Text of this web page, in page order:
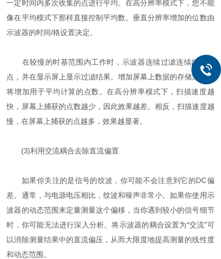
一定时间内多次收集的点进行平均。在高分辨率模式下，您不能
像在平均模式下那样直接控制平均数。垂直分辨率增加的位数由
示波器的时间/格设置决定。
在较慢的时基范围内工作时，示波器连续过滤连续的数据
点，并在显示屏上显示过滤结果。增加屏幕上数据的存储深度也
将增加用于平均计算的点数。在高分辨率模式下，扫描速度越
快，屏幕上捕获的点数越少，因此效果越差。相反，扫描速度越
慢，在屏幕上捕获的点越多，效果越显著。
(3)利用交流耦合去除直流偏置
如果你关注的是信号的纹波，你可能不会注意到它的DC偏
差。通常，与电源电压相比，纹波和噪声非常小。如果你使用示
波器的动态范围来定量测量这个偏移，当你遇到较小的信号细节
时，你可能无法进行深入分析。将示波器的耦合设置为“交流”可
以消除测量结果中的直流偏压，从而大限度地提高测量的线性度
和动态范围。